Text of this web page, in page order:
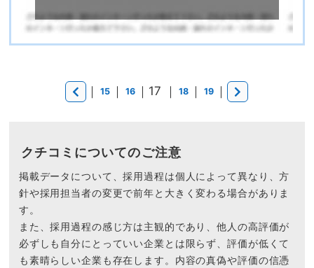
｜ 15 ｜ 16 ｜17 ｜ 18 ｜ 19 ｜
クチコミについてのご注意
掲載データについて、採用過程は個人によって異なり、方
針や採用担当者の変更で前年と大きく変わる場合がありま
す。
また、採用過程の感じ方は主観的であり、他人の高評価が
必ずしも自分にとっていい企業とは限らず、評価が低くて
も素晴らしい企業も存在します。内容の真偽や評価の信憑